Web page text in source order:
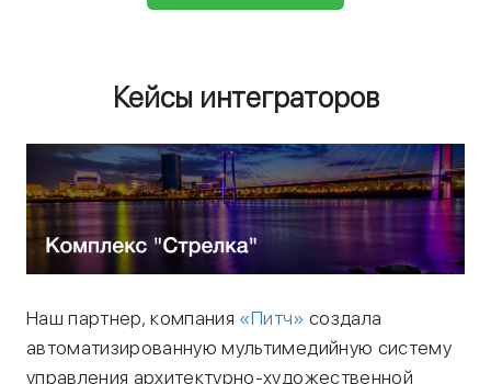
Кейсы интеграторов
Наш партнер, компания «Питч» создала
автоматизированную мультимедийную систему
управления архитектурно-художественной